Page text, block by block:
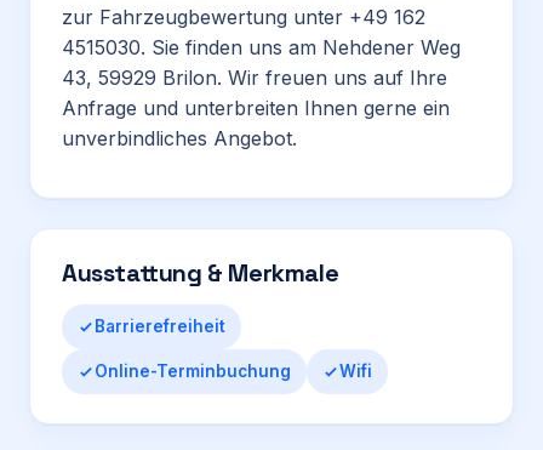
zur Fahrzeugbewertung unter +49 162
4515030. Sie finden uns am Nehdener Weg
43, 59929 Brilon. Wir freuen uns auf Ihre
Anfrage und unterbreiten Ihnen gerne ein
unverbindliches Angebot.
Ausstattung & Merkmale
Barrierefreiheit
Online-Terminbuchung Wifi